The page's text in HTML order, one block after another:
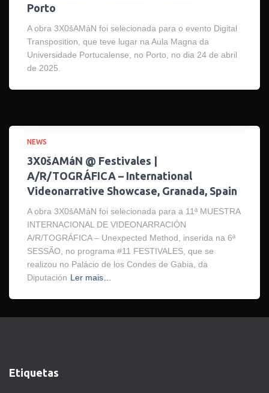
Porto
A obra 3X0šAMáN foi selecionada para o evento Digital
Transposition, que teve lugar na Aula Magna da
Universidade Portucalense, no Porto, no dia 24 de abril
de 2025.
NEWS
3X0šAMáN @ Festivales |
A/R/TOGRÁFICA – International
Videonarrative Showcase, Granada, Spain
A obra 3X0šAMáN foi selecionada para a 11ª MUESTRA
INTERNACIONAL DE VIDEONARRACIÓN
A/R/TOGRÁFICA – Unexpected Method, inserida na 6ª
SESSÃO, no programa #11 FESTIVALES, que se
realizou no Palácio de los Condes de Gabia, da
Diputación Ler mais…
Etiquetas